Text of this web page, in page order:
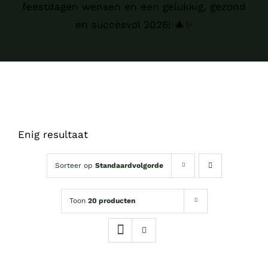
feestdagen wensen en een gelukkig, gezond
en succesvol 2026! 🎄✨
Enig resultaat
Sorteer op Standaardvolgorde
Toon 20 producten